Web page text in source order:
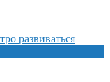
развиваться